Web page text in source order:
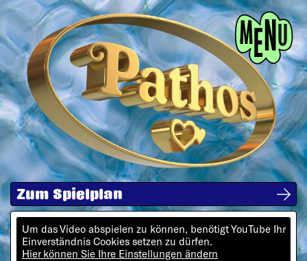
Menü
Zum Spielplan
Um das Video abspielen zu können, benötigt YouTube Ihr
Einverständnis Cookies setzen zu dürfen.
Hier können Sie Ihre Einstellungen ändern